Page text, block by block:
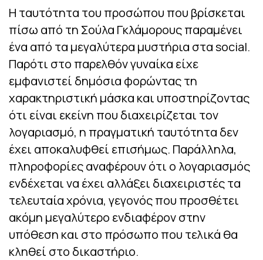
Η ταυτότητα του προσώπου που βρίσκεται
πίσω από τη Σούλα Γκλάμορους παραμένει
ένα από τα μεγαλύτερα μυστήρια στα social.
Παρότι στο παρελθόν γυναίκα είχε
εμφανιστεί δημόσια φορώντας τη
χαρακτηριστική μάσκα και υποστηρίζοντας
ότι είναι εκείνη που διαχειρίζεται τον
λογαριασμό, η πραγματική ταυτότητα δεν
έχει αποκαλυφθεί επισήμως. Παράλληλα,
πληροφορίες αναφέρουν ότι ο λογαριασμός
ενδέχεται να έχει αλλάξει διαχειριστές τα
τελευταία χρόνια, γεγονός που προσθέτει
ακόμη μεγαλύτερο ενδιαφέρον στην
υπόθεση και στο πρόσωπο που τελικά θα
κληθεί στο δικαστήριο.